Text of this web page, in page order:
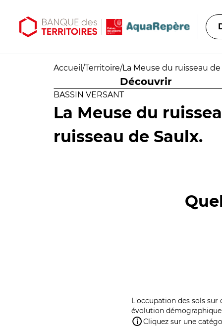
Accueil /Territoire/La Meuse du ruisseau
Découvrir
BASSIN VERSANT
La Meuse du
ruisseau de Saulx.
L'occupation des sols
évolution
Cliquez sur une